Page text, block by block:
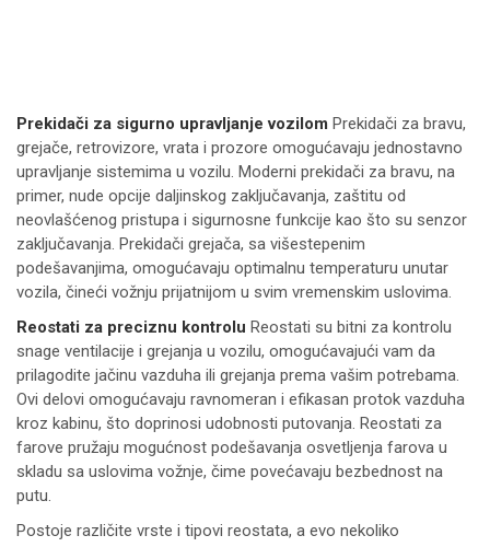
Prekidači za sigurno upravljanje vozilom Prekidači za bravu,
grejače, retrovizore, vrata i prozore omogućavaju jednostavno
upravljanje sistemima u vozilu. Moderni prekidači za bravu, na
primer, nude opcije daljinskog zaključavanja, zaštitu od
neovlašćenog pristupa i sigurnosne funkcije kao što su senzor
zaključavanja. Prekidači grejača, sa višestepenim
podešavanjima, omogućavaju optimalnu temperaturu unutar
vozila, čineći vožnju prijatnijom u svim vremenskim uslovima.
Reostati za preciznu kontrolu Reostati su bitni za kontrolu
snage ventilacije i grejanja u vozilu, omogućavajući vam da
prilagodite jačinu vazduha ili grejanja prema vašim potrebama.
Ovi delovi omogućavaju ravnomeran i efikasan protok vazduha
kroz kabinu, što doprinosi udobnosti putovanja. Reostati za
farove pružaju mogućnost podešavanja osvetljenja farova u
skladu sa uslovima vožnje, čime povećavaju bezbednost na
putu.
Postoje različite vrste i tipovi reostata, a evo nekoliko